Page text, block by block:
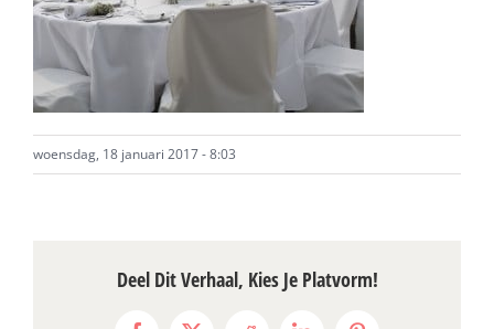
woensdag, 18 januari 2017 - 8:03
Deel Dit Verhaal, Kies Je Platvorm!